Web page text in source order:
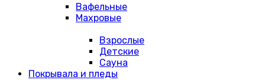
Вафельные
Махровые
Взрослые
Детские
Сауна
Покрывала и пледы